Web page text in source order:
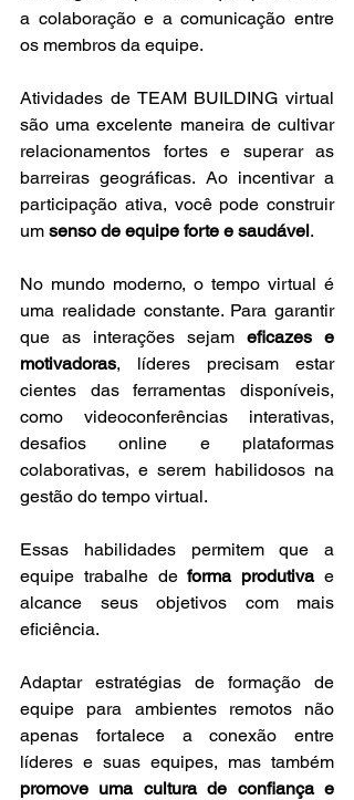
a colaboração e a comunicação entre
os membros da equipe.
Atividades de TEAM BUILDING virtual
são uma excelente maneira de cultivar
relacionamentos fortes e superar as
barreiras geográficas. Ao incentivar a
participação ativa, você pode construir
um senso de equipe forte e saudável.
No mundo moderno, o tempo virtual é
uma realidade constante. Para garantir
que as interações sejam eficazes e
motivadoras, líderes precisam estar
cientes das ferramentas disponíveis,
como videoconferências interativas,
desafios online e plataformas
colaborativas, e serem habilidosos na
gestão do tempo virtual.
Essas habilidades permitem que a
equipe trabalhe de forma produtiva e
alcance seus objetivos com mais
eficiência.
Adaptar estratégias de formação de
equipe para ambientes remotos não
apenas fortalece a conexão entre
promove uma cultura de confiança e